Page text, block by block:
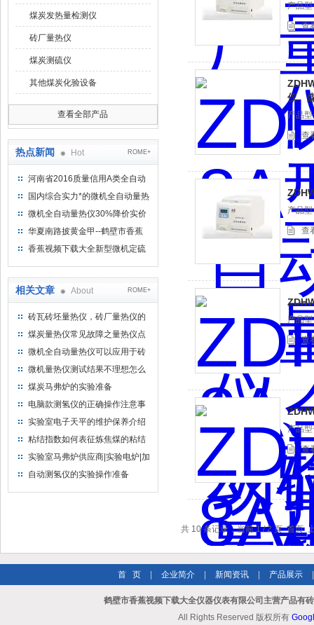
煤炭发热量检测仪
砖厂量热仪
煤炭测硫仪
其他煤炭化验设备
查看全部产品
热点新闻 Hot ROME+
河南省2016质量信用A类全自动
量热仪
国内综合实力*的微机全自动量热
仪制造企业
微机全自动量热仪30%降价实价
出售
华夏南路披黄金甲--鹤壁市香蕉
视频下载大全仪器仪表有限公司
香蕉视频下载大全新型微机定硫
相关文章 About ROME+
砖瓦砖坯量热仪，砖厂量热仪的
性能技术要求
煤炭量热仪常见故障之量热仪点
火失败的因素
微机全自动量热仪可以应用于砖
厂的量热仪规格参数有哪些？
微机量热仪测试结果不理想怎么
办?
煤炭马弗炉的实验准备
电脑款测氢仪的正确操作注意事
项
实验室电子天平的维护保养介绍
粘结指数如何表征炼焦煤的粘结
性,气测定原理是什么?
实验室马弗炉供应商|实验电炉|加
热高温马弗炉
自动测氢仪的实验操作准备
产品型号
查
仪
产品型
查
产品型
查
产品型
查
产品型
查
共 10 条记录，当前 1 / 2 页 首页
首 页 企业简介 新闻资讯 产品展示
鹤壁市香蕉视频下载大全仪器仪表有限公司主营产品有
All Rights Reserved 版权所有